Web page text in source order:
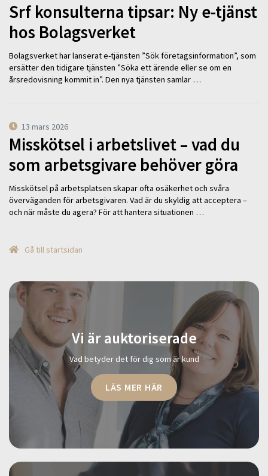
Srf konsulterna tipsar: Ny e-tjänst
hos Bolagsverket
Bolagsverket har lanserat e-tjänsten ”Sök företagsinformation”, som
ersätter den tidigare tjänsten ”Söka ett ärende eller se om en
årsredovisning kommit in”. Den nya tjänsten samlar …
13 mars 2026
Misskötsel i arbetslivet – vad du
som arbetsgivare behöver göra
Misskötsel på arbetsplatsen skapar ofta osäkerhet och svåra
överväganden för arbetsgivaren. Vad är du skyldig att acceptera –
och när måste du agera? För att hantera situationen …
Gå till startsidan
Vi är auktoriserade
Vad betyder det för dig som är kund
LÄS MER HÄR